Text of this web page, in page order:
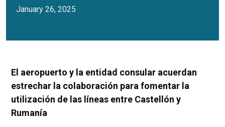
January 26, 2025
El aeropuerto y la entidad consular acuerdan
estrechar la colaboración para fomentar la
utilización de las líneas entre Castellón y
Rumanía